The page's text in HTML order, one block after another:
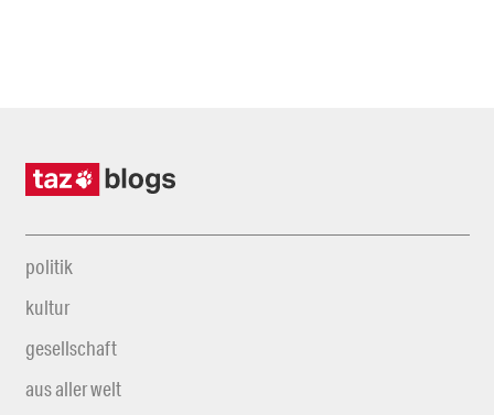
politik
kultur
gesellschaft
aus aller welt